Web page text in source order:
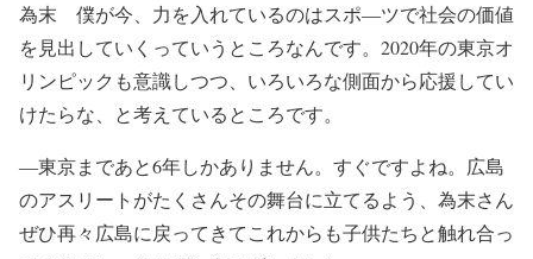
為末 僕が今、力を入れているのはスポ―ツで社会の価値
を見出していくっていうところなんです。2020年の東京オ
リンピックも意識しつつ、いろいろな側面から応援してい
けたらな、と考えているところです。
―東京まであと6年しかありません。すぐですよね。広島
のアスリートがたくさんその舞台に立てるよう、為末さん
ぜひ再々広島に戻ってきてこれからも子供たちと触れ合っ